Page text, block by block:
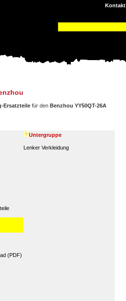
Kontakt
Ersatzteile für den Benzhou YY50QT-26A
Untergruppe
(PDF)
Lenker Verkleidung